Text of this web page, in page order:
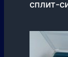
сплит-